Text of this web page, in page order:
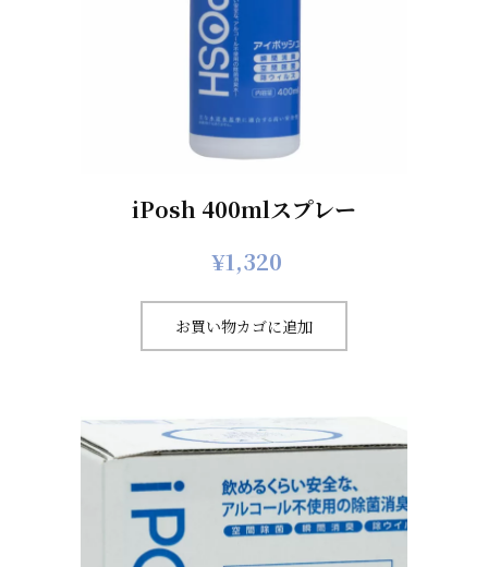
iPosh 400mlスプレー
¥1,320
お買い物カゴに追加